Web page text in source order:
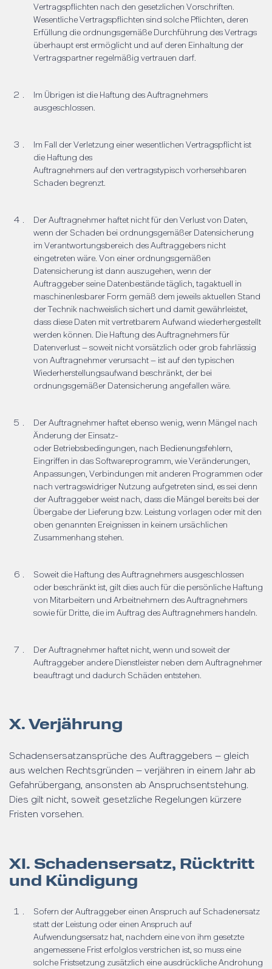
Vertragspflichten nach den gesetzlichen Vorschriften.
Wesentliche Vertragspflichten sind solche Pflichten, deren
Erfüllung die ordnungsgemäße Durchführung des Vertrags
überhaupt erst ermöglicht und auf deren Einhaltung der
Vertragspartner regelmäßig vertrauen darf.
Im Übrigen ist die Haftung des Auftragnehmers
ausgeschlossen.
Im Fall der Verletzung einer wesentlichen Vertragspflicht ist
die Haftung des
Auftragnehmers auf den vertragstypisch vorhersehbaren
Schaden begrenzt.
Der Auftragnehmer haftet nicht für den Verlust von Daten,
wenn der Schaden bei ordnungsgemäßer Datensicherung
im Verantwortungsbereich des Auftraggebers nicht
eingetreten wäre. Von einer ordnungsgemäßen
Datensicherung ist dann auszugehen, wenn der
Auftraggeber seine Datenbestände täglich, tagaktuell in
maschinenlesbarer Form gemäß dem jeweils aktuellen Stand
der Technik nachweislich sichert und damit gewährleistet,
dass diese Daten mit vertretbarem Aufwand wiederhergestellt
werden können. Die Haftung des Auftragnehmers für
Datenverlust – soweit nicht vorsätzlich oder grob fahrlässig
von Auftragnehmer verursacht – ist auf den typischen
Wiederherstellungsaufwand beschränkt, der bei
ordnungsgemäßer Datensicherung angefallen wäre.
Der Auftragnehmer haftet ebenso wenig, wenn Mängel nach
Änderung der Einsatz-
oder Betriebsbedingungen, nach Bedienungsfehlern,
Eingriffen in das Softwareprogramm, wie Veränderungen,
Anpassungen, Verbindungen mit anderen Programmen oder
nach vertragswidriger Nutzung aufgetreten sind, es sei denn
der Auftraggeber weist nach, dass die Mängel bereits bei der
Übergabe der Lieferung bzw. Leistung vorlagen oder mit den
oben genannten Ereignissen in keinem ursächlichen
Zusammenhang stehen.
Soweit die Haftung des Auftragnehmers ausgeschlossen
oder beschränkt ist, gilt dies auch für die persönliche Haftung
von Mitarbeitern und Arbeitnehmern des Auftragnehmers
sowie für Dritte, die im Auftrag des Auftragnehmers handeln.
Der Auftragnehmer haftet nicht, wenn und soweit der
Auftraggeber andere Dienstleister neben dem Auftragnehmer
beauftragt und dadurch Schäden entstehen.
X. Verjährung
Schadensersatzansprüche des Auftraggebers – gleich
aus welchen Rechtsgründen – verjähren in einem Jahr ab
Gefahrübergang, ansonsten ab Anspruchsentstehung.
Dies gilt nicht, soweit gesetzliche Regelungen kürzere
Fristen vorsehen.
XI. Schadensersatz, Rücktritt
und Kündigung
Sofern der Auftraggeber einen Anspruch auf Schadenersatz
statt der Leistung oder einen Anspruch auf
Aufwendungsersatz hat, nachdem eine von ihm gesetzte
angemessene Frist erfolglos verstrichen ist, so muss eine
solche Fristsetzung zusätzlich eine ausdrückliche Androhung